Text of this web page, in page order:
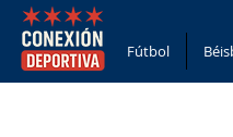
Fútbol